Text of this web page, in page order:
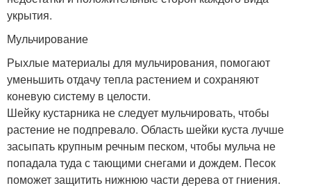
укрытия.
Мульчирование
Рыхлые материалы для мульчирования, помогают
уменьшить отдачу тепла растением и сохраняют
коневую систему в целости.
Шейку кустарника не следует мульчировать, чтобы
растение не подпревало. Область шейки куста лучше
засыпать крупным речным песком, чтобы мульча не
попадала туда с тающими снегами и дождем. Песок
поможет защитить нижнюю части дерева от гниения.